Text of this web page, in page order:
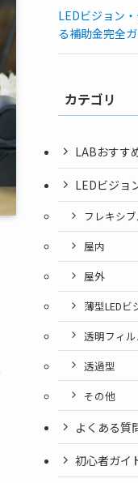
LEDビジョン
る補助金完全
カテゴリ
LABおすす
LEDビジョ
フレキシ
屋内
屋外
薄型LEDビ
透明フィ
透過型
その他
よくある質
初心者ガイ